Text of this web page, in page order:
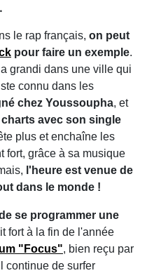
le rap français, on peut
pour faire un exemple.
grandi dans une ville qui
connu dans les
chez Youssoupha, et
avec son single
plus et enchaîne les
fort, grâce à sa musique
l'heure est venue de
dans le monde !
se programmer une
fort à la fin de l'année
"Focus", bien reçu par
continue de surfer